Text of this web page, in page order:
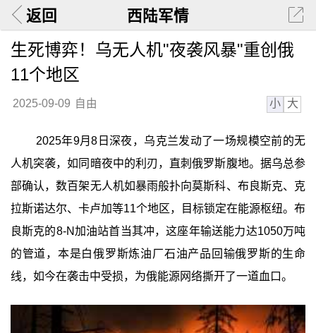
返回 西陆军情
生死博弈！乌无人机"夜袭风暴"重创俄
11个地区
2025-09-09 自由 小 大
2025年9月8日深夜，乌克兰发动了一场规模空前的无
人机突袭，如同暗夜中的利刃，直刺俄罗斯腹地。据乌总参
部确认，数百架无人机如暴雨般扑向莫斯科、布良斯克、克
拉斯诺达尔、卡卢加等11个地区，目标锁定在能源枢纽。布
良斯克的8-N加油站首当其冲，这座年输送能力达1050万吨
的管道，本是白俄罗斯炼油厂石油产品回输俄罗斯的生命
线，如今在袭击中受损，为俄能源网络撕开了一道血口。